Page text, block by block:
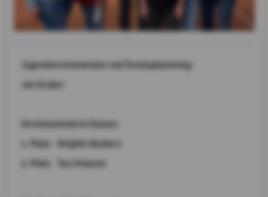
Jugendvereinsmeister und Tennisplatzkönig:
Jan Gruber
Vereinsmeisterin Damen:
1. Platz: Brigitte Neuherz
2. Platz: Tea Urbanek